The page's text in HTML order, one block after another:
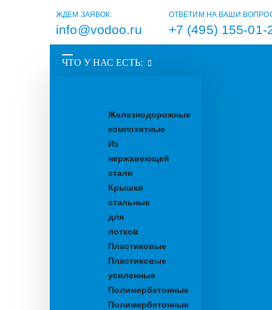
ЖДЕМ ЗАЯВОК:
info@vodoo.ru
ОТВЕТИМ НА ВАШИ
+7 (495) 155-01-
ЧТО У НАС ЕСТЬ:
Железнодорожные
композитные
Из
нержавеющей
стали
Крышки
стальные
для
лотков
Пластиковые
Пластиковые
усиленные
Полимербетонные
Полимербетонные